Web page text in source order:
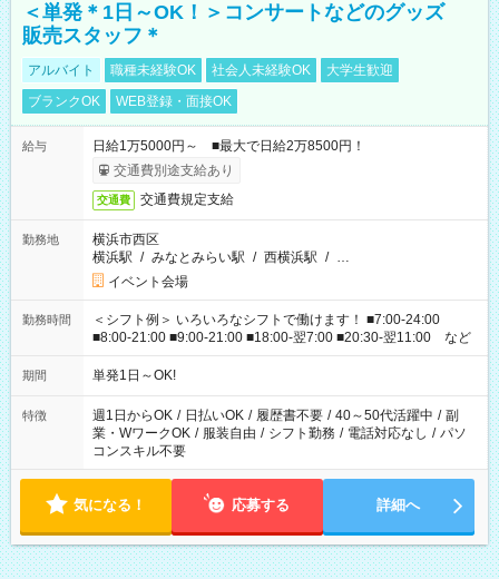
＜単発＊1日～OK！＞コンサートなどのグッズ
販売スタッフ＊
アルバイト 職種未経験OK 社会人未経験OK
大学生歓迎
ブランクOK
WEB登録・面接OK
給与
日給1万5000円～ ■最大で日給2万8500円！
交通費別途支給あり
交通費 交通費規定支給
勤務地
横浜市西区
横浜駅 / みなとみらい駅 / 西横浜駅 / …
イベント会場
勤務時間
＜シフト例＞ いろいろなシフトで働けます！ ■7:00-24:00
■8:00-21:00 ■9:00-21:00 ■18:00-翌7:00 ■20:30-翌11:00 など
期間 単発1日～OK!
特徴 週1日からOK / 日払いOK / 履歴書不要 / 40～50代活躍中 / 副
業・WワークOK / 服装自由 / シフト勤務 / 電話対応なし / パソ
コンスキル不要
気になる！ 応募する 詳細へ